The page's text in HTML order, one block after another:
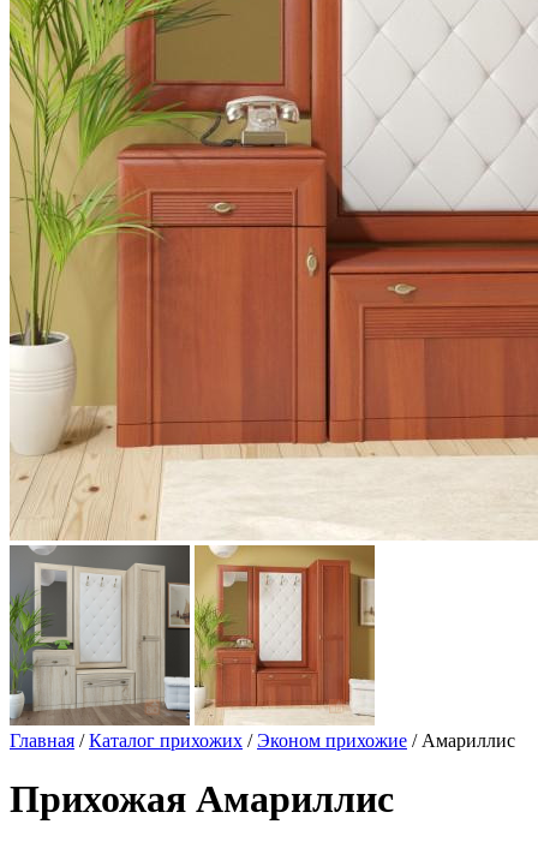
Главная /Каталог прихожих /Эконом прихожие / Амариллис
Прихожая Амариллис